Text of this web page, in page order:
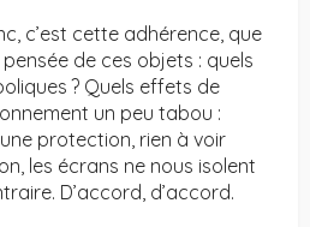
c’est cette adhérence, que
de ces objets : quels
? Quels effets de
un peu tabou :
protection, rien à voir
les écrans ne nous isolent
D’accord, d’accord.